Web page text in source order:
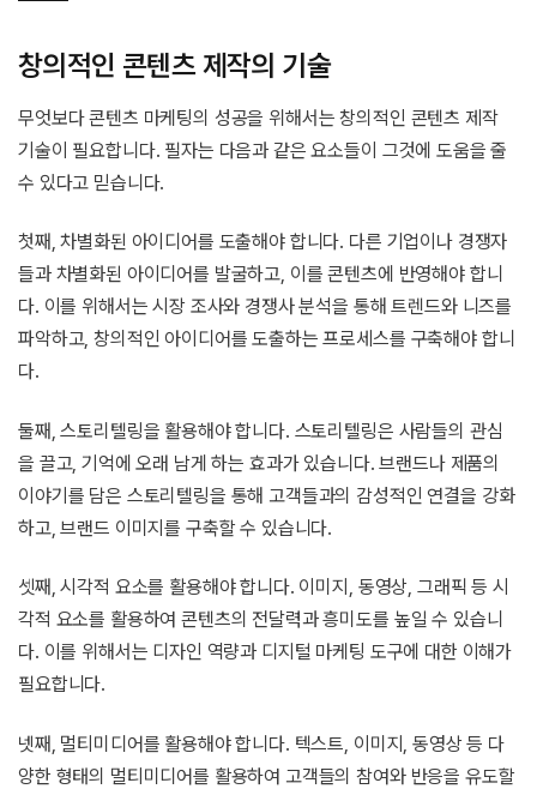
창의적인 콘텐츠 제작의 기술
무엇보다 콘텐츠 마케팅의 성공을 위해서는 창의적인 콘텐츠 제작
기술이 필요합니다. 필자는 다음과 같은 요소들이 그것에 도움을 줄
수 있다고 믿습니다.
첫째, 차별화된 아이디어를 도출해야 합니다. 다른 기업이나 경쟁자
들과 차별화된 아이디어를 발굴하고, 이를 콘텐츠에 반영해야 합니
다. 이를 위해서는 시장 조사와 경쟁사 분석을 통해 트렌드와 니즈를
파악하고, 창의적인 아이디어를 도출하는 프로세스를 구축해야 합니
다.
둘째, 스토리텔링을 활용해야 합니다. 스토리텔링은 사람들의 관심
을 끌고, 기억에 오래 남게 하는 효과가 있습니다. 브랜드나 제품의
이야기를 담은 스토리텔링을 통해 고객들과의 감성적인 연결을 강화
하고, 브랜드 이미지를 구축할 수 있습니다.
셋째, 시각적 요소를 활용해야 합니다. 이미지, 동영상, 그래픽 등 시
각적 요소를 활용하여 콘텐츠의 전달력과 흥미도를 높일 수 있습니
다. 이를 위해서는 디자인 역량과 디지털 마케팅 도구에 대한 이해가
필요합니다.
넷째, 멀티미디어를 활용해야 합니다. 텍스트, 이미지, 동영상 등 다
양한 형태의 멀티미디어를 활용하여 고객들의 참여와 반응을 유도할